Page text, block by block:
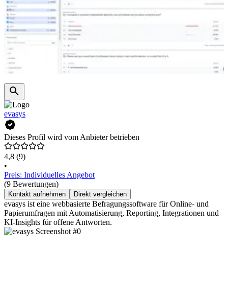
evasys
Dieses Profil wird vom Anbieter betrieben
4,8 (9)
•
Preis: Individuelles Angebot
(9 Bewertungen)
Kontakt aufnehmen Direkt vergleichen
evasys ist eine webbasierte Befragungssoftware für Online- und
Papierumfragen mit Automatisierung, Reporting, Integrationen und
KI-Insights für offene Antworten.